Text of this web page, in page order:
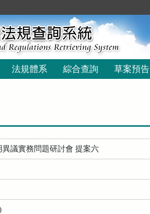
法規體系 綜合查詢 草案預告
議實務問題研討會 提案六